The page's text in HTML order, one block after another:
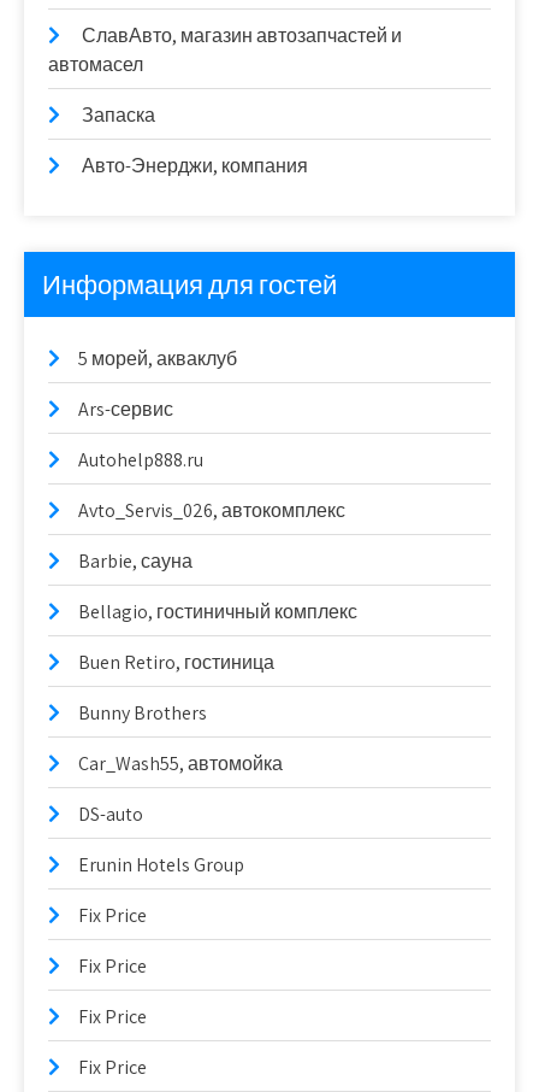
СлавАвто, магазин автозапчастей и
автомасел
Запаска
Авто-Энерджи, компания
Информация для гостей
5 морей, акваклуб
Ars-сервис
Autohelp888.ru
Avto_Servis_026, автокомплекс
Barbie, сауна
Bellagio, гостиничный комплекс
Buen Retiro, гостиница
Bunny Brothers
Car_Wash55, автомойка
DS-auto
Erunin Hotels Group
Fix Price
Fix Price
Fix Price
Fix Price